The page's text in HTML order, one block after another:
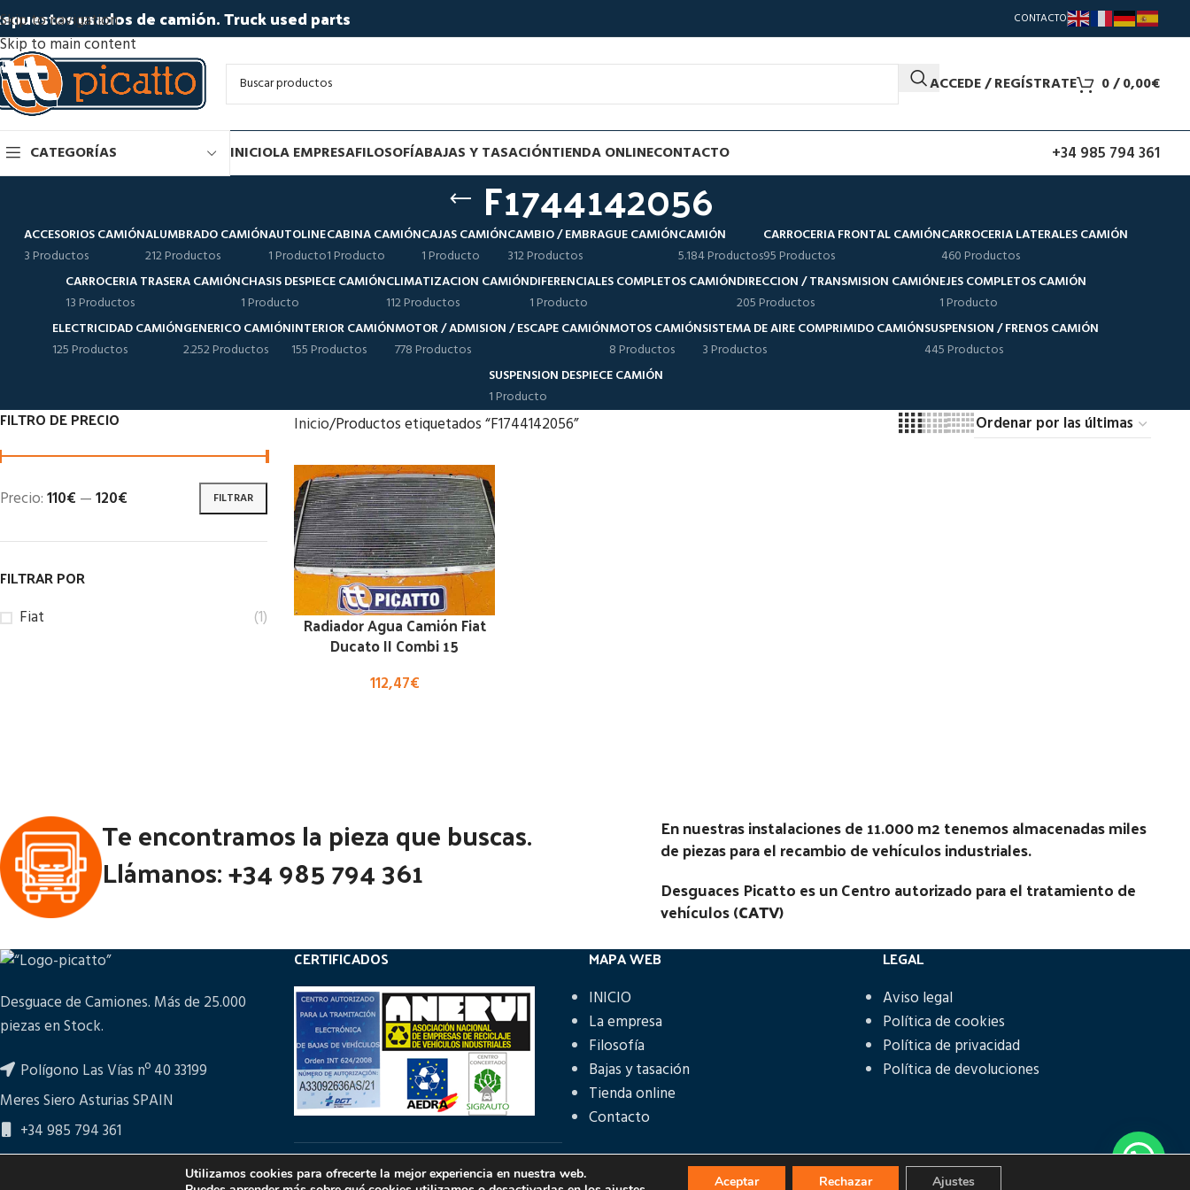
Skip to navigation
Skip to main content
usados de camión. Truck used parts CONTACTO
ACCEDE / REGÍSTRATE 0/0,00€
CATEGORÍAS INICIOLA EMPRESAFILOSOFÍABAJAS Y TASACIÓNTIENDA ONLINECONTACTO +34 985 794 361
F1744142056
ACCESORIOS CAMIÓN
3 Productos
ALUMBRADO CAMIÓN
212 Productos
AUTOLINE
1 Producto
CABINA CAMIÓN
1 Producto
CAJAS CAMIÓN
1 Producto
CAMBIO / EMBRAGUE CAMIÓN
312 Productos
CAMIÓN
5.184 Productos
CARROCERIA FRONTAL CAMIÓN
95 Productos
CARROCERIA LATERALES CAMIÓN
460 Productos
CARROCERIA TRASERA CAMIÓN
13 Productos
CHASIS DESPIECE CAMIÓN
1 Producto
CLIMATIZACION CAMIÓN
112 Productos
DIFERENCIALES COMPLETOS CAMIÓN
1 Producto
DIRECCION / TRANSMISION CAMIÓN
205 Productos
EJES COMPLETOS CAMIÓN
1 Producto
ELECTRICIDAD CAMIÓN
125 Productos
GENERICO CAMIÓN
2.252 Productos
INTERIOR CAMIÓN
155 Productos
MOTOR / ADMISION / ESCAPE CAMIÓN
778 Productos
MOTOS CAMIÓN
8 Productos
SISTEMA DE AIRE COMPRIMIDO CAMIÓN
3 Productos
SUSPENSION / FRENOS CAMIÓN
445 Productos
SUSPENSION DESPIECE CAMIÓN
1 Producto
FILTRO DE PRECIO
FILTRAR
Precio:110€ —120€
FILTRAR POR
Fiat (1)
Inicio Productos etiquetados “F1744142056”
Radiador Agua Camión Fiat
Ducato II Combi 15
112,47€
Te encontramos la pieza que buscas.
Llámanos: +34 985 794 361
En nuestras instalaciones de 11.000 m2 tenemos almacenadas miles
de piezas para el recambio de vehículos industriales.
Desguaces Picatto es un Centro autorizado para el tratamiento de
vehículos (CATV)
Desguace de Camiones. Más de 25.000
piezas en Stock.
Polígono Las Vías nº 40 33199
Meres Siero Asturias SPAIN
+34 985 794 361
ampicatto@picatto.com
CERTIFICADOS
PULSA PARA MÁS INFORMACIÓN
MAPA WEB
INICIO
La empresa
Filosofía
Bajas y tasación
Tienda online
Contacto
LEGAL
Aviso legal
Política de cookies
Política de privacidad
Política de devoluciones
Utilizamos cookies para ofrecerte la mejor experiencia en nuestra web.
Aceptar Rechazar Ajustes